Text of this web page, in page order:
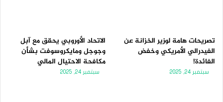
تصريحات هامة لوزير الخزانة عن
الفيدرالي الأمريكي وخفض
الفائدة!
سبتمبر 24, 2025
الاتحاد الأوروبي يحقق مع آبل
وجوجل ومايكروسوفت بشأن
مكافحة الاحتيال المالي
سبتمبر 24, 2025